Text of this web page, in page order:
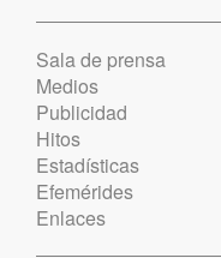
Sala de prensa
Medios
Publicidad
Hitos
Estadísticas
Efemérides
Enlaces